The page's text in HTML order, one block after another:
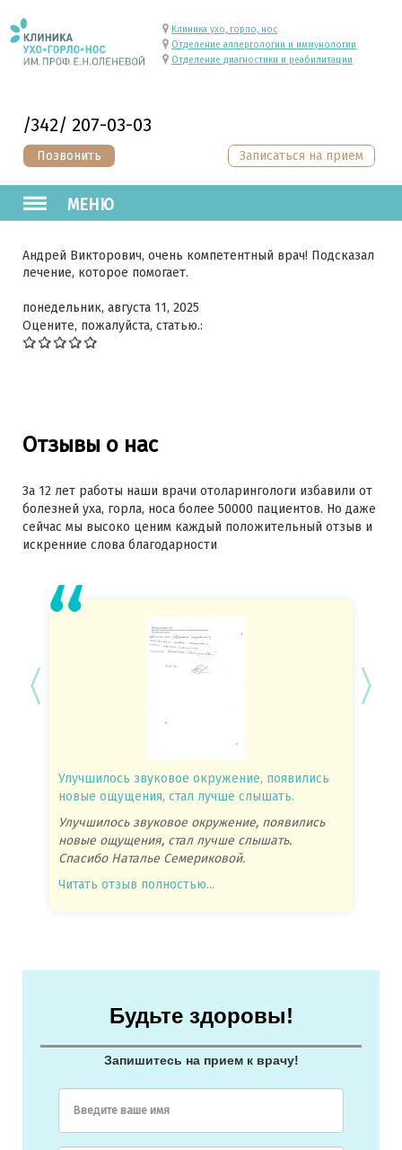
/342/ 207-03-03
Позвонить
Клиника ухо, горло, нос
Отделение аллергологии и иммунологии
Отделение диагностики и реабилитации
МЕНЮ
Записаться на прием
Андрей Викторович, очень компетентный врач! Подсказал
лечение, которое помогает.
понедельник, августа 11, 2025
Оцените, пожалуйста, статью.:
Отзывы о нас
За 12 лет работы наши врачи отоларингологи избавили от
болезней уха, горла, носа более 50000 пациентов. Но даже
сейчас мы высоко ценим каждый положительный отзыв и
искренние слова благодарности
Улучшилось звуковое окружение, появились
новые ощущения, стал лучше слышать.
Улучшилось звуковое окружение, появились
новые ощущения, стал лучше слышать.
Спасибо Наталье Семериковой.
Читать отзыв полностью...
Будьте здоровы!
Запишитесь на прием к врачу!
Введите ваше имя